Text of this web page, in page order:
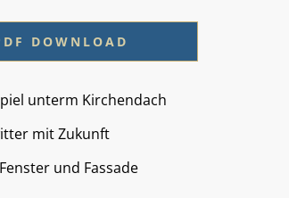
DOWNLOAD
unterm Kirchendach
mit Zukunft
und Fassade